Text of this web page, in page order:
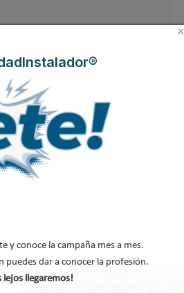
vigentes. Entre ellos, destaca el
personas en el centro de la
de las viviendas, en la ventilación, la
es hoy un modelo de
Olímpicos de 1992, que
nos enseñó que una intervención
recuerda. Gracias a aquella
con el mar.
nuevas intervenciones en el
la ciudad continúa repensándose a
×
y conoce la campaña mes a mes.
puedes dar a conocer la profesión.
lejos llegaremos!